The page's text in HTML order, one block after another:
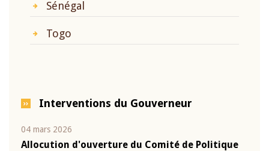
Sénégal
Togo
Interventions du Gouverneur
04 mars 2026
Allocution d'ouverture du Comité de Politique